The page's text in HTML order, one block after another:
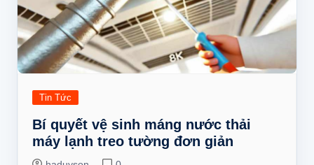
Tin Tức
Bí quyết vệ sinh máng nước thải
máy lạnh treo tường đơn giản